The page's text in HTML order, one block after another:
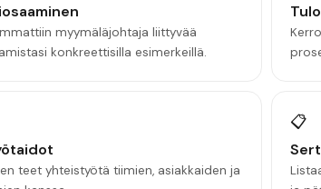
myymäläjohtaja liittyvää
konkreettisilla esimerkeillä.
teet yhteistyötä tiimien, asiakkaiden ja
📋